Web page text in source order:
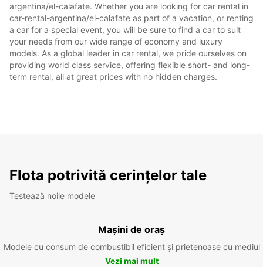
argentina/el-calafate. Whether you are looking for car rental in
car-rental-argentina/el-calafate as part of a vacation, or renting
a car for a special event, you will be sure to find a car to suit
your needs from our wide range of economy and luxury
models. As a global leader in car rental, we pride ourselves on
providing world class service, offering flexible short- and long-
term rental, all at great prices with no hidden charges.
Flota potrivită cerințelor tale
Testează noile modele
Mașini de oraș
Modele cu consum de combustibil eficient și prietenoase cu mediul
Vezi mai mult